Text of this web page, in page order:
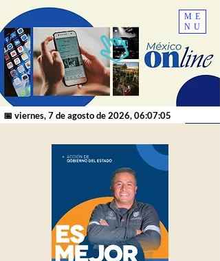
ME
NU
📅 viernes, 7 de agosto de 2026, 06:07:05